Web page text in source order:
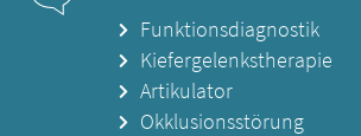
Funktionsdiagnostik
Kiefergelenkstherapie
Artikulator
Okklusionsstörung